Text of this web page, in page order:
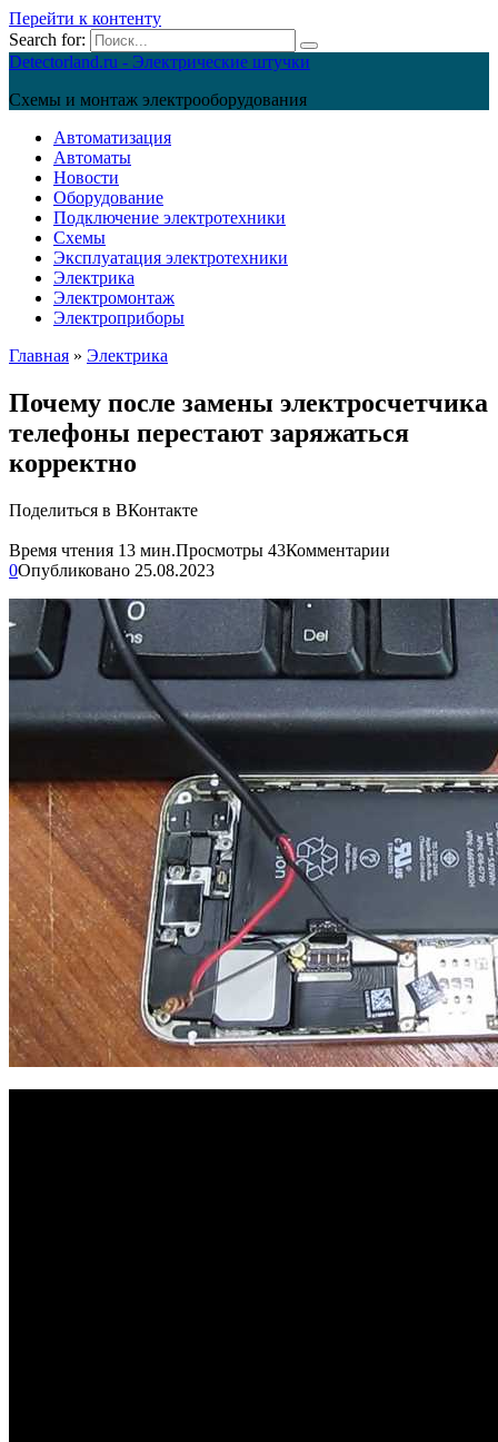
Перейти к контенту
Search for:
Detectorland.ru - Электрические штучки
Схемы и монтаж электрооборудования
Автоматизация
Автоматы
Новости
Оборудование
Подключение электротехники
Схемы
Эксплуатация электротехники
Электрика
Электромонтаж
Электроприборы
Главная » Электрика
Почему после замены электросчетчика
телефоны перестают заряжаться
корректно
Поделиться в ВКонтакте
Время чтения 13 мин.Просмотры 43Комментарии
0Опубликовано 25.08.2023